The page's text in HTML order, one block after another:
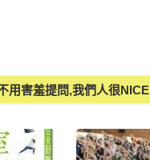
用害羞提問,我們人很NICE